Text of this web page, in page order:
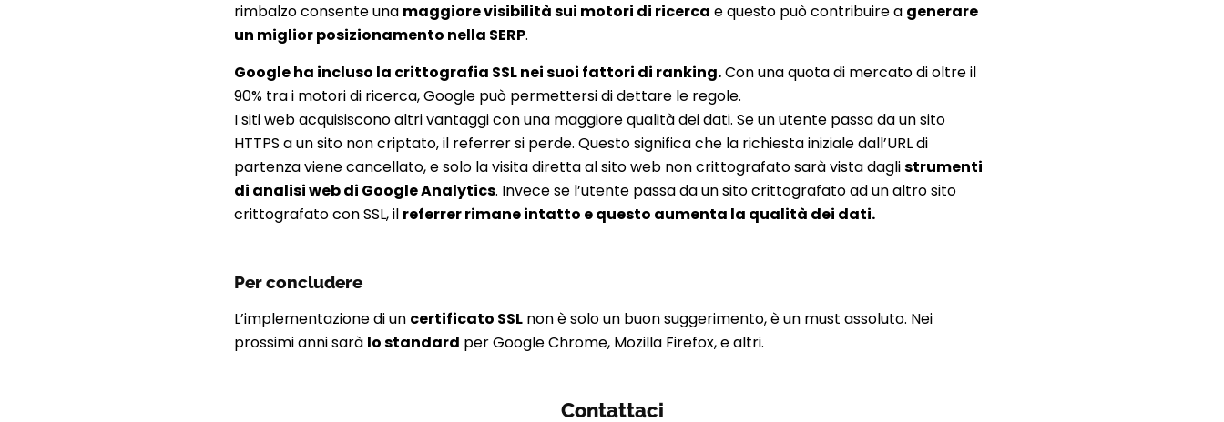
rimbalzo consente una maggiore visibilità sui motori di ricerca e questo può contribuire a generare
un miglior posizionamento nella SERP.
Google ha incluso la crittografia SSL nei suoi fattori di ranking.Con una quota di mercato di oltre il
90% tra i motori di ricerca, Google può permettersi di dettare le regole.
I siti web acquisiscono altri vantaggi con una maggiore qualità dei dati. Se un utente passa da un sito
HTTPS a un sito non criptato, il referrer si perde. Questo significa che la richiesta iniziale dall’URL di
partenza viene cancellato, e solo la visita diretta al sito web non crittografato sarà vista daglistrumenti
di analisi web di Google Analytics. Invece se l’utente passa da un sito crittografato ad un altro sito
crittografato con SSL, il referrer rimane intatto e questo aumenta la qualità dei dati.
Per concludere
L’implementazione di un certificato SSL non è solo un buon suggerimento, è un must assoluto. Nei
prossimi anni sarà lo standard per Google Chrome, Mozilla Firefox, e altri.
Contattaci